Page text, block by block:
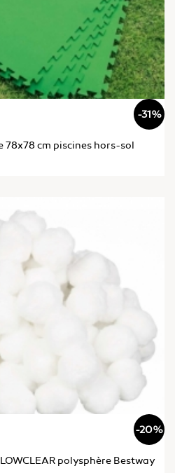
-31%
78x78 cm piscines hors-sol
-20%
polysphère Bestway